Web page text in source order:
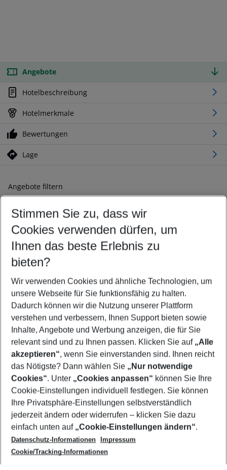
Angebote
Hotelbeschreibung
Hotelmerkmale
Bewertungen
Lage
Angebote filtern
Ändern Sie Ihre Kriterien nach Ihren Wünschen
Abflughafen wählen
Beliebiger Abflughafen
Reisezeitraum wählen
08.08.26– 06.08.27 5-8 Nächte
2 Erwachsene Keine Kinder
Mehr Filter anzeigen
Footer
Footer navigation
Über uns
AGB
Cookie-Einstellungen ändern
Cookie-Richtlinie
Datenschutz
Service & Hilfe
Barrierefreies Reisen
Check-in
Folgen Sie uns
Stimmen Sie zu, dass wir
Cookies verwenden dürfen, um
Ihnen das beste Erlebnis zu
bieten?
Wir verwenden Cookies und ähnliche Technologien, um
unsere Webseite für Sie funktionsfähig zu halten.
Dadurch können wir die Nutzung unserer Plattform
verstehen und verbessern, Ihnen Support bieten sowie
Inhalte, Angebote und Werbung anzeigen, die für Sie
relevant sind und zu Ihnen passen. Klicken Sie auf „Alle
akzeptieren“, wenn Sie einverstanden sind. Ihnen reicht
das Nötigste? Dann wählen Sie „Nur notwendige
Cookies“. Unter „Cookies anpassen“ können Sie Ihre
Cookie-Einstellungen individuell festlegen. Sie können
Ihre Privatsphäre-Einstellungen selbstverständlich
jederzeit ändern oder widerrufen – klicken Sie dazu
einfach unten auf „Cookie-Einstellungen ändern“.
Datenschutz-Informationen
Impressum
Cookie/Tracking-Informationen